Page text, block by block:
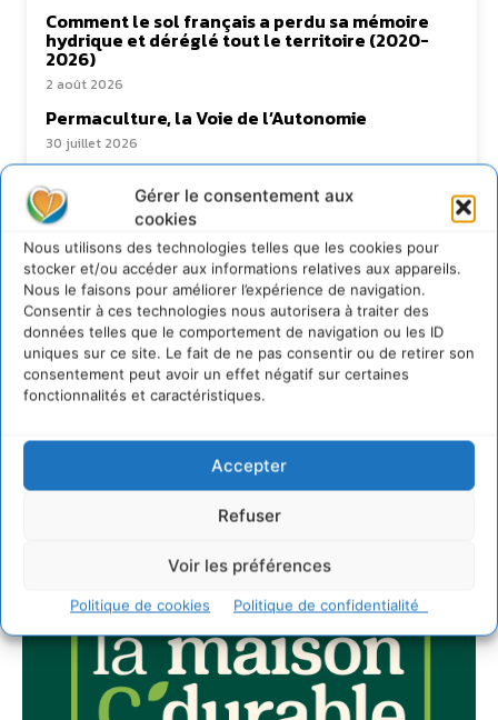
Gérer le consentement aux
cookies
Nous utilisons des technologies telles que les cookies pour
stocker et/ou accéder aux informations relatives aux appareils.
Nous le faisons pour améliorer l’expérience de navigation.
Consentir à ces technologies nous autorisera à traiter des
données telles que le comportement de navigation ou les ID
uniques sur ce site. Le fait de ne pas consentir ou de retirer son
consentement peut avoir un effet négatif sur certaines
fonctionnalités et caractéristiques.
Accepter
Refuser
Voir les préférences
Politique de cookies Politique de confidentialité
Comment le sol français a perdu sa mémoire
hydrique et déréglé tout le territoire (2020-
2026)
2 août 2026
Permaculture, la Voie de l’Autonomie
30 juillet 2026
Newsletter
JE M'ABONNE